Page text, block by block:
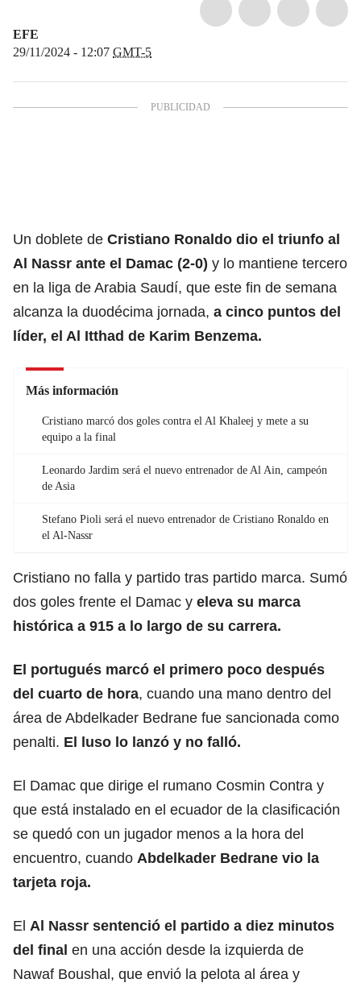
EFE
29/11/2024 - 12:07 GMT-5
Un doblete de Cristiano Ronaldo dio el triunfo al
Al Nassr ante el Damac (2-0) y lo mantiene tercero
en la liga de Arabia Saudí, que este fin de semana
alcanza la duodécima jornada, a cinco puntos del
líder, el Al Itthad de Karim Benzema.
Más información
Cristiano marcó dos goles contra el Al Khaleej y mete a su
equipo a la final
Leonardo Jardim será el nuevo entrenador de Al Ain, campeón
de Asia
Stefano Pioli será el nuevo entrenador de Cristiano Ronaldo en
el Al-Nassr
Cristiano no falla y partido tras partido marca. Sumó
dos goles frente el Damac y eleva su marca
histórica a 915 a lo largo de su carrera.
El portugués marcó el primero poco después
del cuarto de hora, cuando una mano dentro del
área de Abdelkader Bedrane fue sancionada como
penalti. El luso lo lanzó y no falló.
El Damac que dirige el rumano Cosmin Contra y
que está instalado en el ecuador de la clasificación
se quedó con un jugador menos a la hora del
encuentro, cuando Abdelkader Bedrane vio la
tarjeta roja.
El Al Nassr sentenció el partido a diez minutos
del final en una acción desde la izquierda de
Nawaf Boushal, que envió la pelota al área y